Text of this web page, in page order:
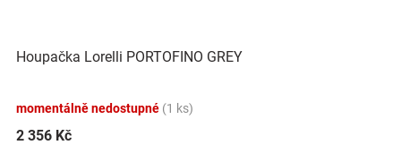
Houpačka Lorelli PORTOFINO GREY
momentálně nedostupné (1 ks)
2 356 Kč